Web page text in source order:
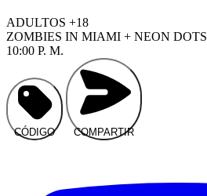
ADULTOS +18
ZOMBIES IN MIAMI + NEON DOTS
10:00 P. M.
CÓDIGO COMPARTIR